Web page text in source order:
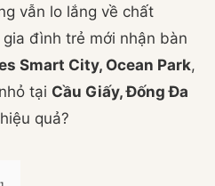
vẫn lo lắng về chất
đình trẻ mới nhận bàn
Smart City, Ocean Park,
tại Cầu Giấy, Đống Đa
quả?